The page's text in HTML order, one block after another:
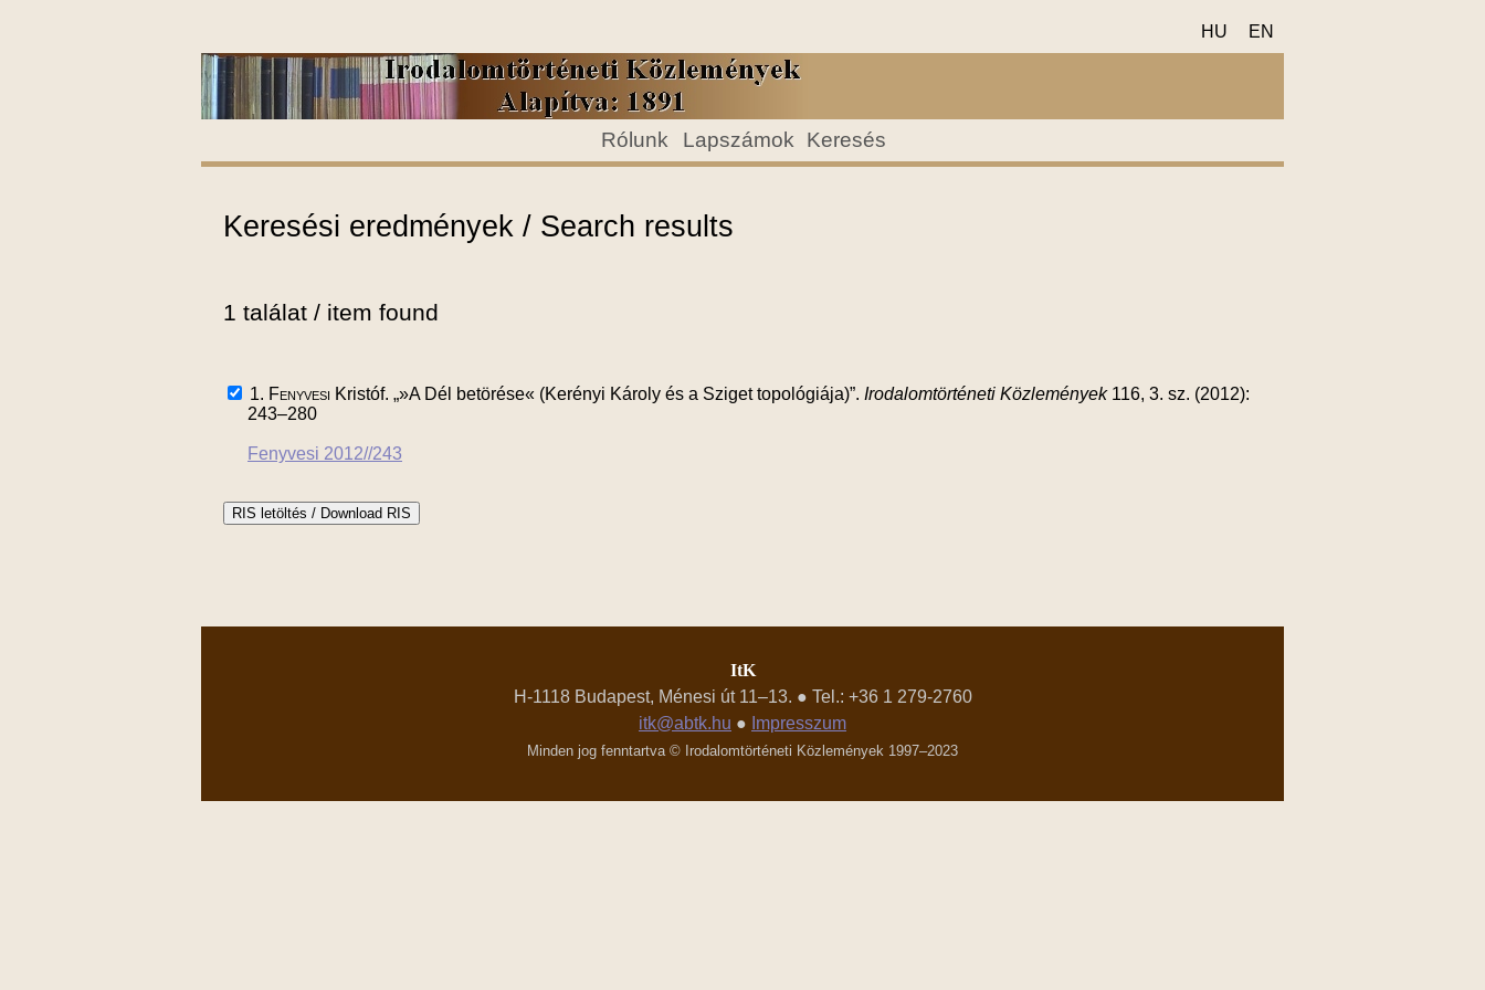
HU EN
Rólunk Lapszámok Keresés
Keresési eredmények / Search results
1 találat / item found
1. Fenyvesi Kristóf. „»A Dél betörése« (Kerényi Károly és a Sziget topológiája)”. Irodalomtörténeti Közlemények116, 3. sz. (2012):
243–280
Fenyvesi 2012//243
ItK
H-1118 Budapest, Ménesi út 11–13. ● Tel.: +36 1 279-2760
itk@abtk.hu ● Impresszum
Minden jog fenntartva © Irodalomtörténeti Közlemények 1997–2023